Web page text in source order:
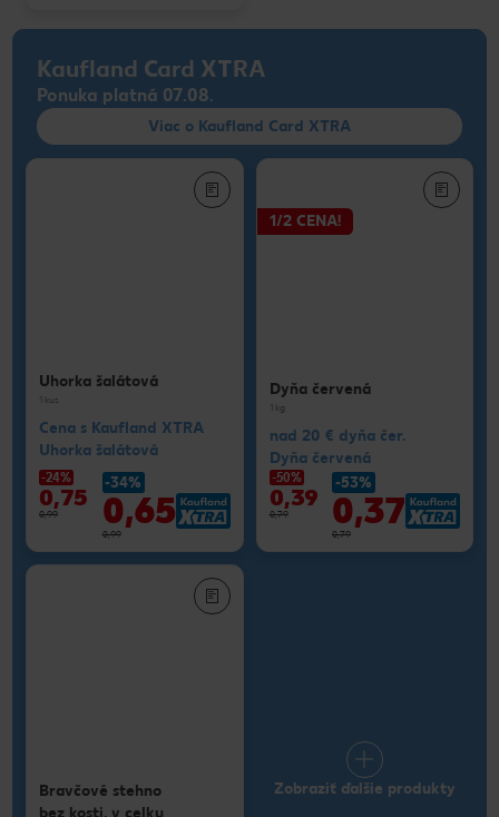
Kaufland Card XTRA
Ponuka platná 07.08.
Viac o Kaufland Card XTRA
Uhorka šalátová
1 kus
Cena s Kaufland XTRA
Uhorka šalátová
-24%
0,75
0,99
-34%
0,65
0,99
1/2 CENA!
Dyňa červená
1 kg
nad 20 € dyňa čer.
Dyňa červená
-50%
0,39
0,79
-53%
0,37
0,79
Bravčové stehno
Zobraziť ďalšie produkty